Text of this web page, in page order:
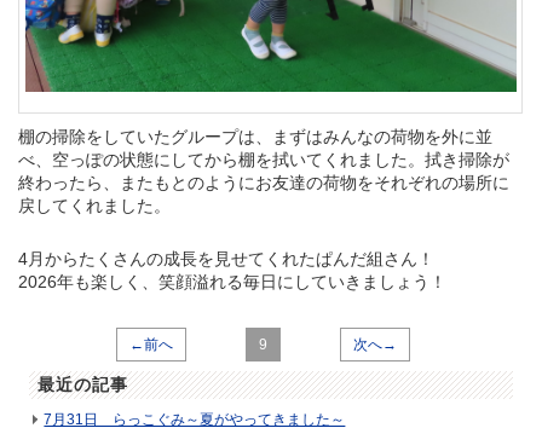
棚の掃除をしていたグループは、まずはみんなの荷物を外に並
べ、空っぽの状態にしてから棚を拭いてくれました。拭き掃除が
終わったら、またもとのようにお友達の荷物をそれぞれの場所に
戻してくれました。
4月からたくさんの成長を見せてくれたぱんだ組さん！
2026年も楽しく、笑顔溢れる毎日にしていきましょう！
←前へ 9 次へ→
最近の記事
7月31日 らっこぐみ～夏がやってきました～